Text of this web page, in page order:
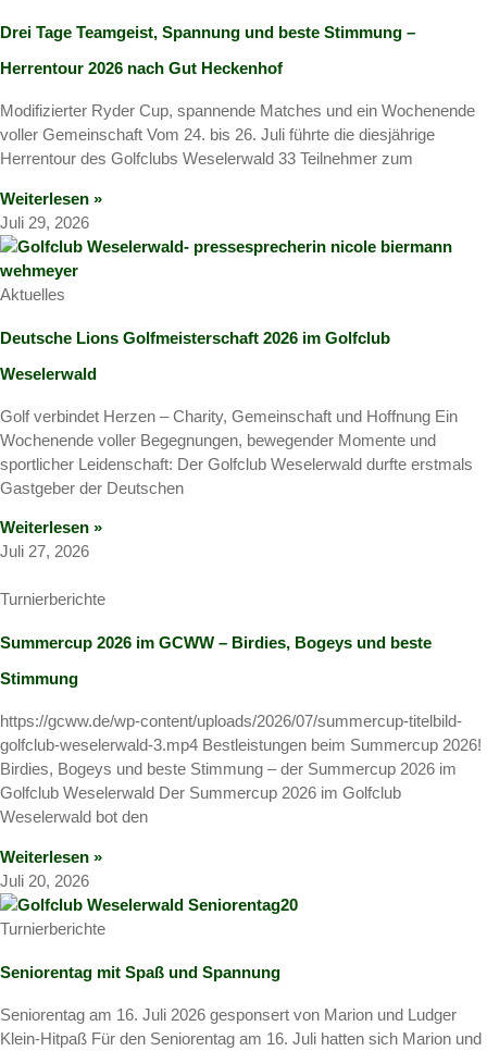
Drei Tage Teamgeist, Spannung und beste Stimmung –
Herrentour 2026 nach Gut Heckenhof
Modifizierter Ryder Cup, spannende Matches und ein Wochenende
voller Gemeinschaft Vom 24. bis 26. Juli führte die diesjährige
Herrentour des Golfclubs Weselerwald 33 Teilnehmer zum
Weiterlesen »
Juli 29, 2026
Aktuelles
Deutsche Lions Golfmeisterschaft 2026 im Golfclub
Weselerwald
Golf verbindet Herzen – Charity, Gemeinschaft und Hoffnung Ein
Wochenende voller Begegnungen, bewegender Momente und
sportlicher Leidenschaft: Der Golfclub Weselerwald durfte erstmals
Gastgeber der Deutschen
Weiterlesen »
Juli 27, 2026
Turnierberichte
Summercup 2026 im GCWW – Birdies, Bogeys und beste
Stimmung
https://gcww.de/wp-content/uploads/2026/07/summercup-titelbild-
golfclub-weselerwald-3.mp4 Bestleistungen beim Summercup 2026!
Birdies, Bogeys und beste Stimmung – der Summercup 2026 im
Golfclub Weselerwald Der Summercup 2026 im Golfclub
Weselerwald bot den
Weiterlesen »
Juli 20, 2026
Turnierberichte
Seniorentag mit Spaß und Spannung
Seniorentag am 16. Juli 2026 gesponsert von Marion und Ludger
Klein-Hitpaß Für den Seniorentag am 16. Juli hatten sich Marion und